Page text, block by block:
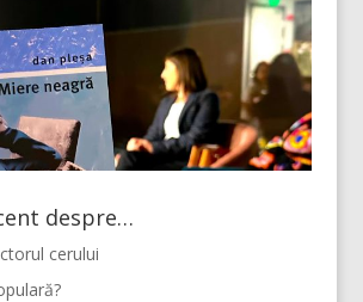
despre…
cerului